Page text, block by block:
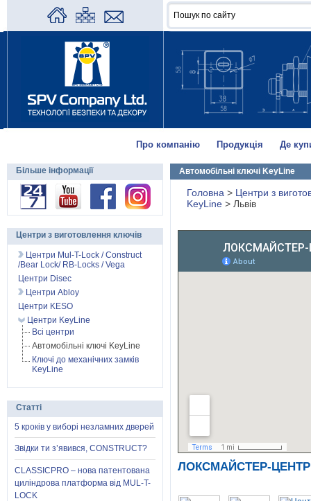
Про компанію Продукція Де
Автомобільні ключі KeyLine
Головна > Центри з
KeyLine > Львів
ЛОКСМАЙСТЕР-
Більше інформації
Центри з виготовлення ключів
Центри Mul-T-Lock / Construct
/Bear Lock/ RB-Locks / Vega
Центри Disec
Центри Abloy
Центри KESO
Центри KeyLine
Всі центри
Автомобільні ключі KeyLine
Ключі до механічних замків
KeyLine
Статті
5 кроків у виборі незламних дверей
Звідки ти з’явився, CONSTRUCT?
CLASSICPRO – нова патентована
циліндрова платформа від MUL-T-
LOCK